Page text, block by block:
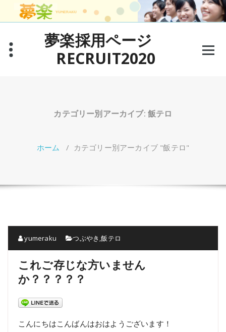
テ
夢楽採用ページ
RECRUIT2020
カテゴリー別アーカイブ: 飯テロ
ホーム / カテゴリー別アーカイブ "飯テロ"
yumeraku つぶやき ,飯テロ
これご存じな方いません
か？？？？？
こんにちはこんばんはおはようございます！